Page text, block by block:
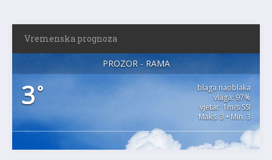
Vremenska prognoza
PROZOR - RAMA
3°
blaga naoblaka
vlaga: 97%
vjetar: 1m/s SSI
Maks. 3 • Min. 3